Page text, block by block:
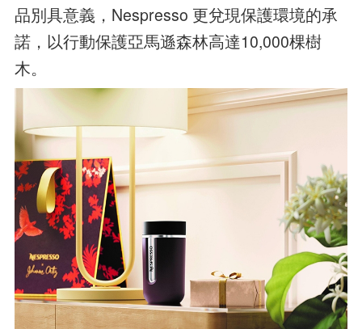
品別具意義，Nespresso 更兌現保護環境的承
諾，以行動保護亞馬遜森林高達10,000棵樹
木。